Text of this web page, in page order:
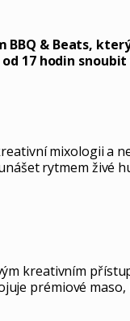
& Beats,
od 17 hodin
mixologii a
rytmem živé
kreativním
prémiové